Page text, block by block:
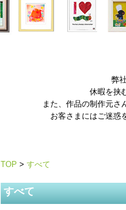
弊
休暇を挟
また、作品の制作元さ
お客さまにはご迷惑
TOP > すべて
すべて